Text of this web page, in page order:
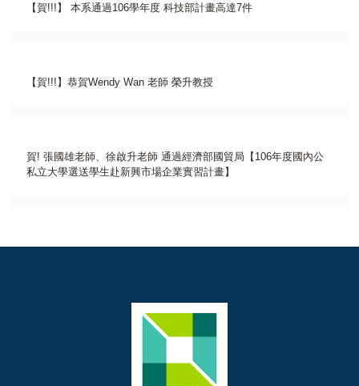
【賀!!!】 本系通過106學年度 科技部計畫高達7件
【賀!!!】恭賀Wendy Wan 老師 榮升教授
賀! 張國雄老師、徐啟升老師 通過經濟部國貿局【106年度國內公
私立大學選送學生赴新興市場企業實習計畫】